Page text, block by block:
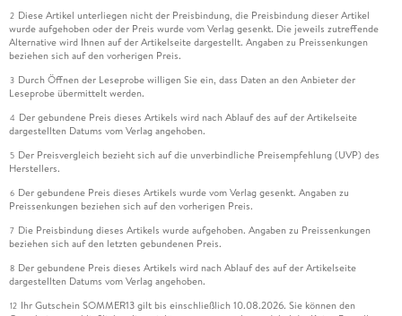
2 Diese Artikel unterliegen nicht der Preisbindung, die Preisbindung dieser Artikel
wurde aufgehoben oder der Preis wurde vom Verlag gesenkt. Die jeweils zutreffende
Alternative wird Ihnen auf der Artikelseite dargestellt. Angaben zu Preissenkungen
beziehen sich auf den vorherigen Preis.
3 Durch Öffnen der Leseprobe willigen Sie ein, dass Daten an den Anbieter der
Leseprobe übermittelt werden.
4 Der gebundene Preis dieses Artikels wird nach Ablauf des auf der Artikelseite
dargestellten Datums vom Verlag angehoben.
5 Der Preisvergleich bezieht sich auf die unverbindliche Preisempfehlung (UVP) des
Herstellers.
6 Der gebundene Preis dieses Artikels wurde vom Verlag gesenkt. Angaben zu
Preissenkungen beziehen sich auf den vorherigen Preis.
7 Die Preisbindung dieses Artikels wurde aufgehoben. Angaben zu Preissenkungen
beziehen sich auf den letzten gebundenen Preis.
8 Der gebundene Preis dieses Artikels wird nach Ablauf des auf der Artikelseite
dargestellten Datums vom Verlag angehoben.
12 Ihr Gutschein SOMMER13 gilt bis einschließlich 10.08.2026. Sie können den